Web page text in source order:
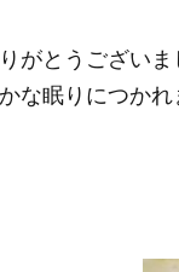
がとうございま
な眠りにつか